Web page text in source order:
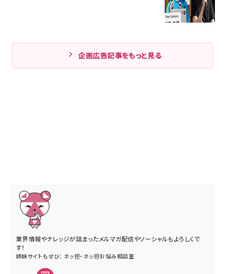
企画広告記事をもっと見る
業界情報やナレッジが詰まったメルマガ配信やソーシャルもよろしくで
す！
姉妹サイトもぜひ： ネッ担・ ネッ担お悩み相談室